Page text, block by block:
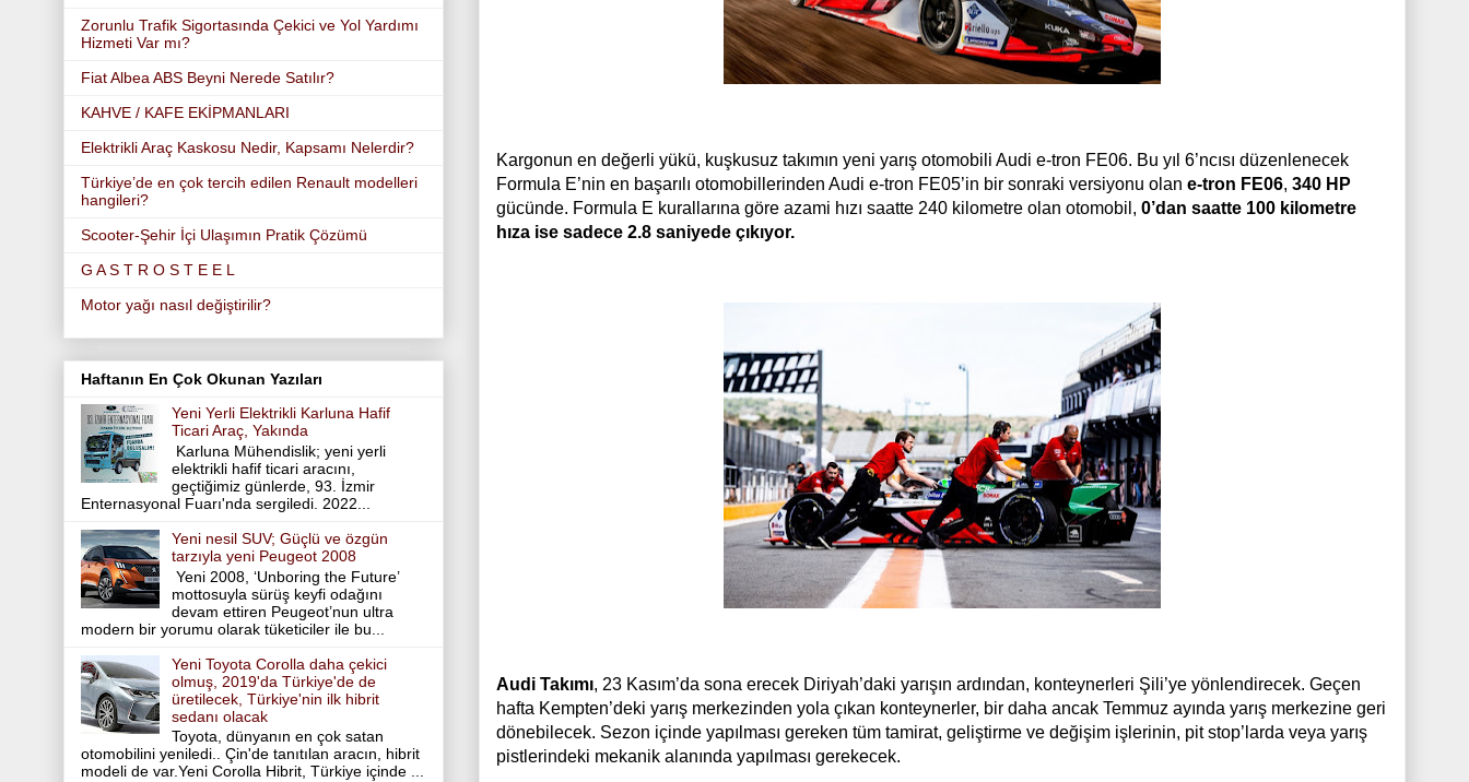
Kargonun en değerli yükü, kuşkusuz takımın yeni yarış otomobili Audi e-tron FE06. Bu yıl 6’ncısı düzenlenecek
Formula E’nin en başarılı otomobillerinden Audi e-tron FE05’in bir sonraki versiyonu olan e-tron FE06, 340 HP
gücünde. Formula E kurallarına göre azami hızı saatte 240 kilometre olan otomobil, 0’dan saatte 100 kilometre
hıza ise sadece 2.8 saniyede çıkıyor.
Audi Takımı, 23 Kasım’da sona erecek Diriyah’daki yarışın ardından, konteynerleri Şili’ye yönlendirecek. Geçen
hafta Kempten’deki yarış merkezinden yola çıkan konteynerler, bir daha ancak Temmuz ayında yarış merkezine geri
dönebilecek. Sezon içinde yapılması gereken tüm tamirat, geliştirme ve değişim işlerinin, pit stop’larda veya yarış
pistlerindeki mekanik alanında yapılması gerekecek.
Zorunlu Trafik Sigortasında Çekici ve Yol Yardımı
Hizmeti Var mı?
Fiat Albea ABS Beyni Nerede Satılır?
KAHVE / KAFE EKİPMANLARI
Elektrikli Araç Kaskosu Nedir, Kapsamı Nelerdir?
Türkiye’de en çok tercih edilen Renault modelleri
hangileri?
Scooter-Şehir İçi Ulaşımın Pratik Çözümü
G A S T R O S T E E L
Motor yağı nasıl değiştirilir?
Haftanın En Çok Okunan Yazıları
Yeni Yerli Elektrikli Karluna Hafif
Ticari Araç, Yakında
Karluna Mühendislik; yeni yerli
elektrikli hafif ticari aracını,
geçtiğimiz günlerde, 93. İzmir
Enternasyonal Fuarı'nda sergiledi. 2022...
Yeni nesil SUV; Güçlü ve özgün
tarzıyla yeni Peugeot 2008
Yeni 2008, ‘Unboring the Future’
mottosuyla sürüş keyfi odağını
devam ettiren Peugeot’nun ultra
modern bir yorumu olarak tüketiciler ile bu...
Yeni Toyota Corolla daha çekici
olmuş, 2019'da Türkiye'de de
üretilecek, Türkiye'nin ilk hibrit
sedanı olacak
Toyota, dünyanın en çok satan
otomobilini yeniledi.. Çin'de tanıtılan aracın, hibrit
modeli de var.Yeni Corolla Hibrit, Türkiye içinde ...